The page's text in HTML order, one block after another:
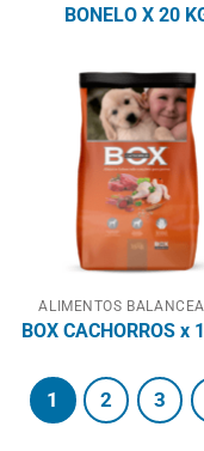
BONELO X 20
ALIMENTOS
BOX CACHORROS x
1 2 3